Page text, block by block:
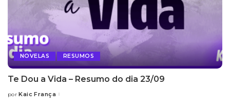
NOVELAS RESUMOS
Te Dou a Vida – Resumo do dia 23/09
Posted
por Kaic França